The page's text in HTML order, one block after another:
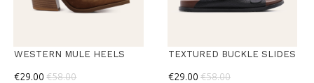
WESTERN MULE HEELS
€29.00 €58.00
TEXTURED BUCKLE SLIDES
€29.00 €58.00